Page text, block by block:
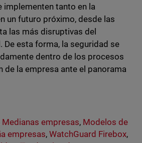
implementen tanto en la
un futuro próximo, desde las
las más disruptivas del
esta forma, la seguridad se
dentro de los procesos
de la empresa ante el panorama
Medianas empresas, Modelos de
empresas,WatchGuard Firebox,